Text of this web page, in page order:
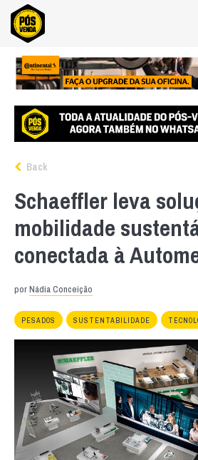
Back
Schaeffler leva
mobilidade
conectada à
porNádia Conceição
PESADOS SUSTENTABILIDADE